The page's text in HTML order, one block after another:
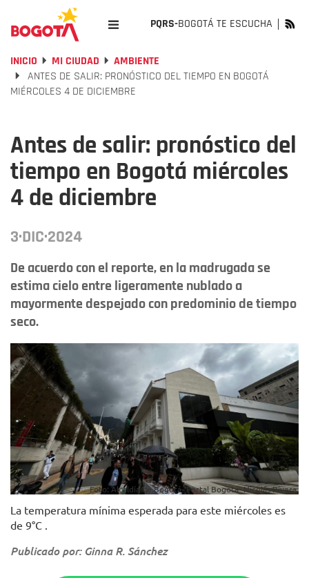
PQRS-BOGOTÁ TE ESCUCHA
INICIO MI CIUDAD
AMBIENTE
ANTES DE SALIR: PRONÓSTICO DEL TIEMPO EN BOGOTÁ
MIÉRCOLES 4 DE DICIEMBRE
Antes de salir: pronóstico del
tiempo en Bogotá miércoles
4 de diciembre
3·DIC·2024
De acuerdo con el reporte, en la madrugada se
estima cielo entre ligeramente nublado a
mayormente despejado con predominio de tiempo
seco.
Foto: Alcaldía de Bogotá- Portal Bogotá- Nicolás Rivera.
La temperatura mínima esperada para este miércoles es
de 9°C .
Publicado por: Ginna R. Sánchez